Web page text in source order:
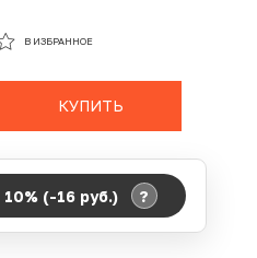
В ИЗБРАННОЕ
КУПИТЬ
10% (-16 руб.) ?